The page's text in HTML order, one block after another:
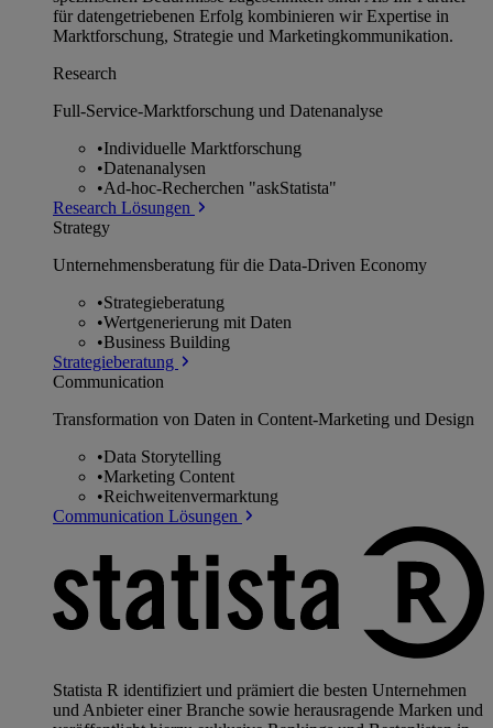
für datengetriebenen Erfolg kombinieren wir Expertise in
Marktforschung, Strategie und Marketingkommunikation.
Research
Full-Service-Marktforschung und Datenanalyse
•Individuelle Marktforschung
•Datenanalysen
•Ad-hoc-Recherchen "askStatista"
Research Lösungen
Strategy
Unternehmens­beratung für die Data-Driven Economy
•Strategieberatung
•Wertgenerierung mit Daten
•Business Building
Strategieberatung
Communication
Transformation von Daten in Content-Marketing und Design
•Data Storytelling
•Marketing Content
•Reichweitenvermarktung
Communication Lösungen
Statista R identifiziert und prämiert die besten Unternehmen
und Anbieter einer Branche sowie herausragende Marken und